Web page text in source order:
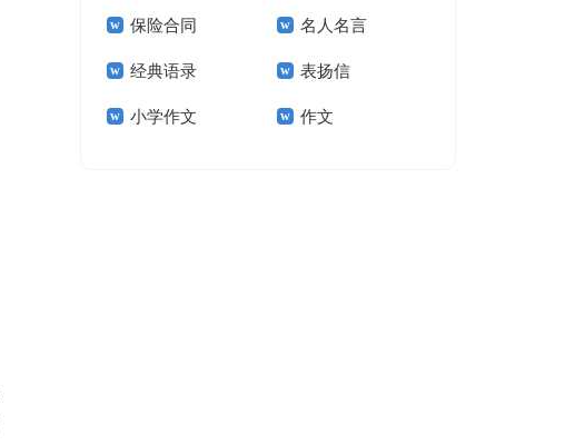
15篇
保险合同 名人名言
经典语录 表扬信
小学作文 作文